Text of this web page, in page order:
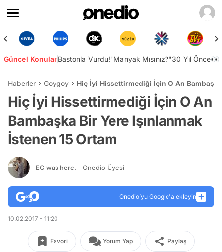
Güncel KonularBastonla Vurdu!"Manyak Mısınız?"30 Yıl Önce👀
Haberler Goygoy Hiç İyi Hissettirmediği İçin O An
Hiç İyi Hissettirmediği İçin O An
Bambaşka Bir Yere Işınlanmak
İstenen 15 Ortam
EC was here. - Onedio Üyesi
Onedio’yu Google'a ekleyin
10.02.2017 - 11:20
Favori Yorum Yap Paylaş